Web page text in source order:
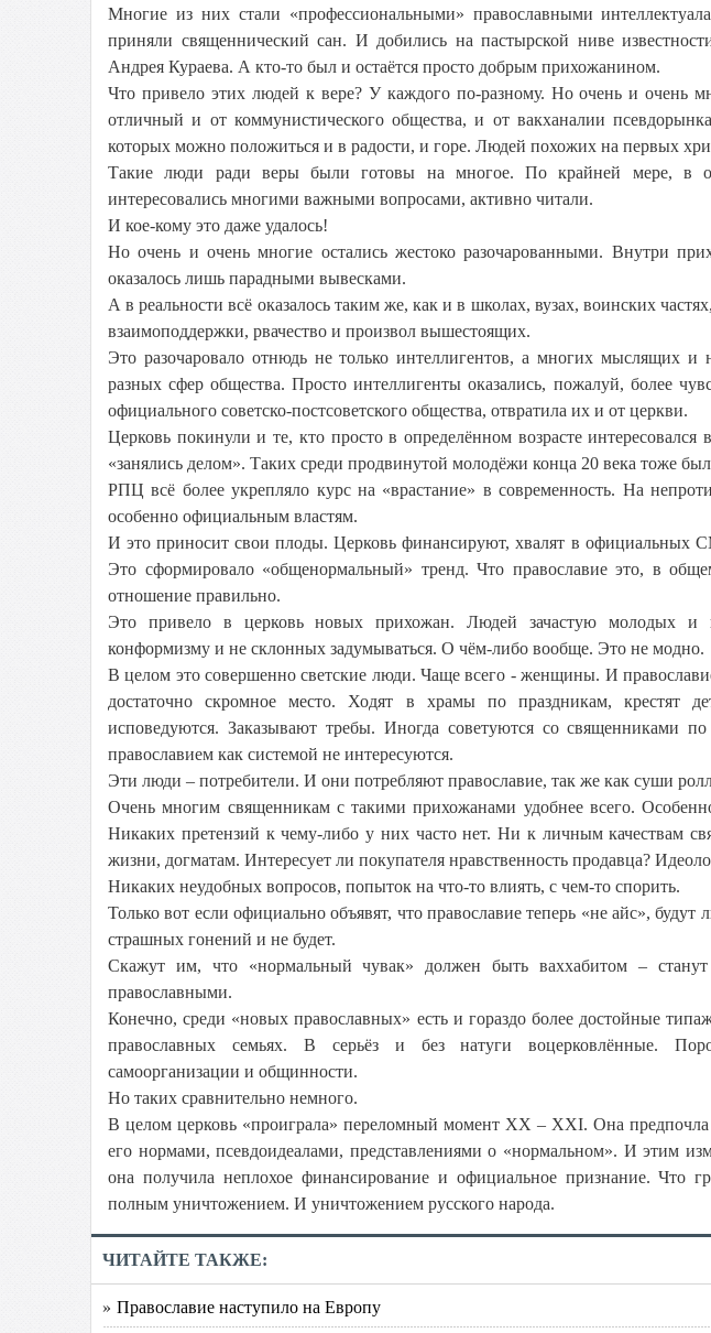
Многие из них стали «профессиональными» православными
приняли священнический сан. И добились на пастырской ниве
Андрея Кураева. А кто-то был и остаётся просто добрым прихожанином.
Что привело этих людей к вере? У каждого по-разному. Но очень и очень
отличный и от коммунистического общества, и от вакханалии
которых можно положиться и в радости, и горе. Людей похожих на первых
Такие люди ради веры были готовы на многое. По крайней мере, в
интересовались многими важными вопросами, активно читали.
И кое-кому это даже удалось!
Но очень и очень многие остались жестоко разочарованными. Внутри
оказалось лишь парадными вывесками.
А в реальности всё оказалось таким же, как и в школах, вузах, воинских
взаимоподдержки, рвачество и произвол вышестоящих.
Это разочаровало отнюдь не только интеллигентов, а многих мыслящих
разных сфер общества. Просто интеллигенты оказались, пожалуй, более
официального советско-постсоветского общества, отвратила их и от церкви.
Церковь покинули и те, кто просто в определённом возрасте
«занялись делом». Таких среди продвинутой молодёжи конца 20 века тоже
РПЦ всё более укрепляло курс на «врастание» в современность. На
особенно официальным властям.
И это приносит свои плоды. Церковь финансируют, хвалят в официальных
Это сформировало «общенормальный» тренд. Что православие это, в
отношение правильно.
Это привело в церковь новых прихожан. Людей зачастую молодых и
конформизму и не склонных задумываться. О чём-либо вообще. Это не модно.
В целом это совершенно светские люди. Чаще всего - женщины. И
достаточно скромное место. Ходят в храмы по праздникам, крестят
исповедуются. Заказывают требы. Иногда советуются со священниками
православием как системой не интересуются.
Эти люди – потребители. И они потребляют православие, так же как суши
Очень многим священникам с такими прихожанами удобнее всего.
Никаких претензий к чему-либо у них часто нет. Ни к личным качествам
жизни, догматам. Интересует ли покупателя нравственность продавца?
Никаких неудобных вопросов, попыток на что-то влиять, с чем-то спорить.
Только вот если официально объявят, что православие теперь «не айс»,
страшных гонений и не будет.
Скажут им, что «нормальный чувак» должен быть ваххабитом –
православными.
Конечно, среди «новых православных» есть и гораздо более достойные
православных семьях. В серьёз и без натуги воцерковлённые.
самоорганизации и общинности.
Но таких сравнительно немного.
В целом церковь «проиграла» переломный момент XX – XXI. Она
его нормами, псевдоидеалами, представлениями о «нормальном». И этим
она получила неплохое финансирование и официальное признание.
полным уничтожением. И уничтожением русского народа.
ЧИТАЙТЕ ТАКЖЕ:
» Православие наступило на Европу